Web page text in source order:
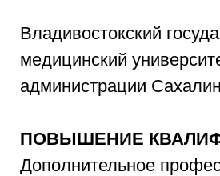
Владивостокский
медицинский
администрации
ПОВЫШЕНИЕ
Дополнительное